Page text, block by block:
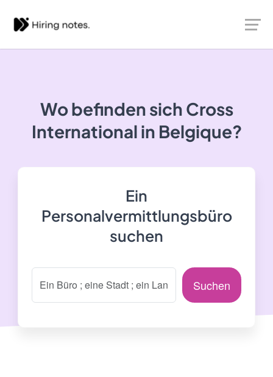
Wo befinden sich Cross
International in Belgique?
Ein
Personalvermittlungsbüro
suchen
Suchen